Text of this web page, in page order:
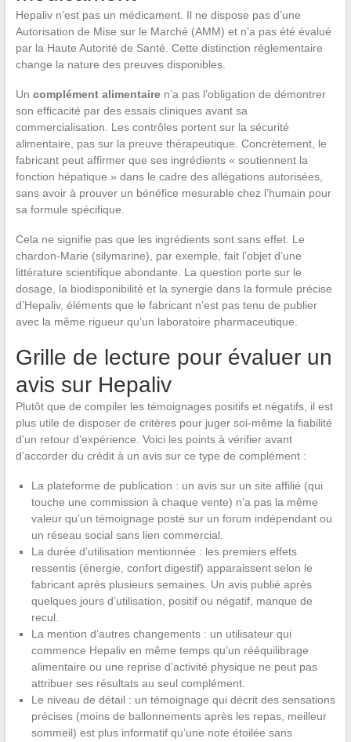
Hepaliv n’est pas un médicament. Il ne dispose pas d’une
Autorisation de Mise sur le Marché (AMM) et n’a pas été évalué
par la Haute Autorité de Santé. Cette distinction réglementaire
change la nature des preuves disponibles.
Un complément alimentairen’a pas l’obligation de démontrer
son efficacité par des essais cliniques avant sa
commercialisation. Les contrôles portent sur la sécurité
alimentaire, pas sur la preuve thérapeutique. Concrètement, le
fabricant peut affirmer que ses ingrédients « soutiennent la
fonction hépatique » dans le cadre des allégations autorisées,
sans avoir à prouver un bénéfice mesurable chez l’humain pour
sa formule spécifique.
Cela ne signifie pas que les ingrédients sont sans effet. Le
chardon-Marie (silymarine), par exemple, fait l’objet d’une
littérature scientifique abondante. La question porte sur le
dosage, la biodisponibilité et la synergie dans la formule précise
d’Hepaliv, éléments que le fabricant n’est pas tenu de publier
avec la même rigueur qu’un laboratoire pharmaceutique.
Grille de lecture pour évaluer un
avis sur Hepaliv
Plutôt que de compiler les témoignages positifs et négatifs, il est
plus utile de disposer de critères pour juger soi-même la fiabilité
d’un retour d’expérience. Voici les points à vérifier avant
d’accorder du crédit à un avis sur ce type de complément :
La plateforme de publication : un avis sur un site affilié (qui
touche une commission à chaque vente) n’a pas la même
valeur qu’un témoignage posté sur un forum indépendant ou
un réseau social sans lien commercial.
La durée d’utilisation mentionnée : les premiers effets
ressentis (énergie, confort digestif) apparaissent selon le
fabricant après plusieurs semaines. Un avis publié après
quelques jours d’utilisation, positif ou négatif, manque de
recul.
La mention d’autres changements : un utilisateur qui
commence Hepaliv en même temps qu’un rééquilibrage
alimentaire ou une reprise d’activité physique ne peut pas
attribuer ses résultats au seul complément.
Le niveau de détail : un témoignage qui décrit des sensations
précises (moins de ballonnements après les repas, meilleur
sommeil) est plus informatif qu’une note étoilée sans